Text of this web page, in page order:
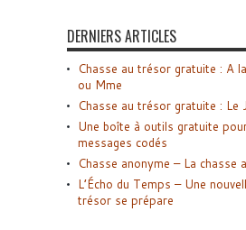
DERNIERS ARTICLES
Chasse au trésor gratuite : A
ou Mme
Chasse au trésor gratuite : Le
Une boîte à outils gratuite
messages codés
Chasse anonyme – La chasse
L’Écho du Temps – Une
trésor se prépare